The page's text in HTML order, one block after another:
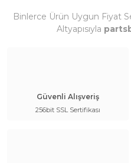
Binlerce Ürün Uygun Fiyat
Altyapısıyla
Güvenli Alışveriş
256bit SSL Sertifikası